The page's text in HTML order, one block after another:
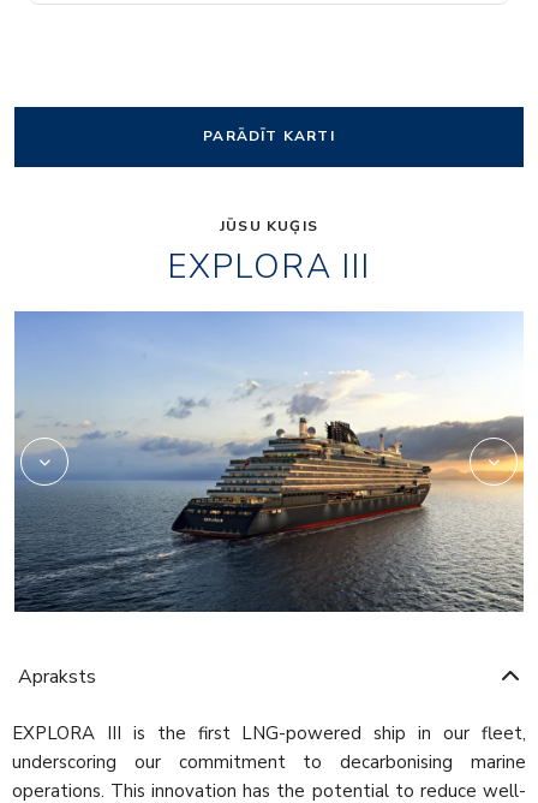
PARĀDĪT KARTI
JŪSU KUĢIS
EXPLORA III
Apraksts
EXPLORA III is the first LNG-powered ship in our fleet,
underscoring our commitment to decarbonising marine
operations. This innovation has the potential to reduce well-